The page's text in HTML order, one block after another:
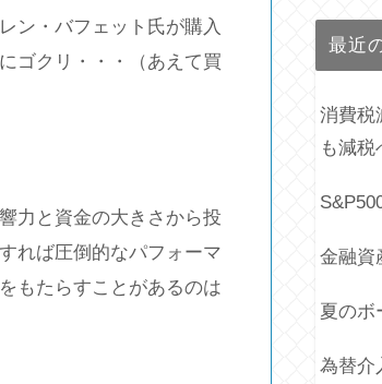
ン・バフェット氏が購入
ゴクリ・・・（あえて買
力と資金の大きさから投
れば圧倒的なパフォーマ
もたらすことがあるのは
最近
消費税
も減税
金融資
夏のボ
為替介